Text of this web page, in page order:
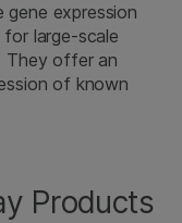
gene expression
large-scale
They offer an
of known
Products